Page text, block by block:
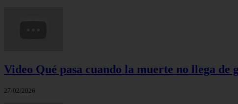
Video Qué pasa cuando la muerte no llega
27/02/2026